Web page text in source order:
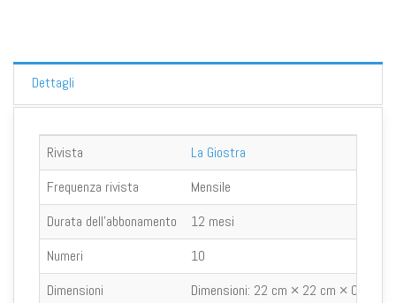
Dettagli
Rivista
La Giostra
Frequenza rivista
Mensile
Durata dell'abbonamento
12 mesi
Numeri
10
Dimensioni
Dimensioni: 22 cm × 22 cm × 0.3 cm